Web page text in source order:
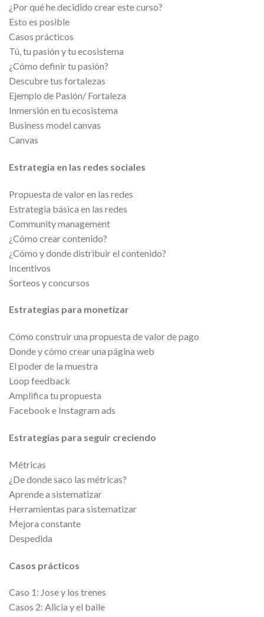
¿Por qué he decidido crear este curso?
Esto es posible
Casos prácticos
Tú, tu pasión y tu ecosistema
¿Cómo definir tu pasión?
Descubre tus fortalezas
Ejemplo de Pasión/ Fortaleza
Inmersión en tu ecosistema
Business model canvas
Canvas
Estrategia en las redes sociales
Propuesta de valor en las redes
Estrategia básica en las redes
Community management
¿Cómo crear contenido?
¿Cómo y donde distribuir el contenido?
Incentivos
Sorteos y concursos
Estrategias para monetizar
Cómo construir una propuesta de valor de pago
Donde y cómo crear una página web
El poder de la muestra
Loop feedback
Amplifica tu propuesta
Facebook e Instagram ads
Estrategias para seguir creciendo
Métricas
¿De donde saco las métricas?
Aprende a sistematizar
Herramientas para sistematizar
Mejora constante
Despedida
Casos prácticos
Caso 1: Jose y los trenes
Casos 2: Alicia y el baile